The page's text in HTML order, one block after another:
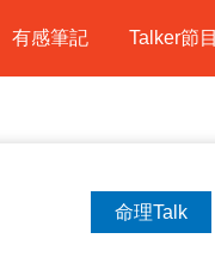
有感筆記 Talker節目
命理Talk